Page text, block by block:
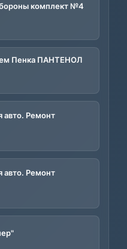
комплект №4
Пенка ПАНТЕНОЛ
авто. Ремонт
авто. Ремонт